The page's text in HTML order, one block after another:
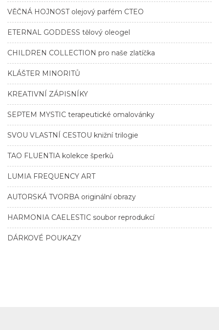
VĚČNÁ HOJNOST olejový parfém CTEO
ETERNAL GODDESS tělový oleogel
CHILDREN COLLECTION pro naše zlatíčka
KLÁŠTER MINORITŮ
KREATIVNÍ ZÁPISNÍKY
SEPTEM MYSTIC terapeutické omalovánky
SVOU VLASTNÍ CESTOU knižní trilogie
TAO FLUENTIA kolekce šperků
LUMIA FREQUENCY ART
AUTORSKÁ TVORBA originální obrazy
HARMONIA CAELESTIC soubor reprodukcí
DÁRKOVÉ POUKAZY